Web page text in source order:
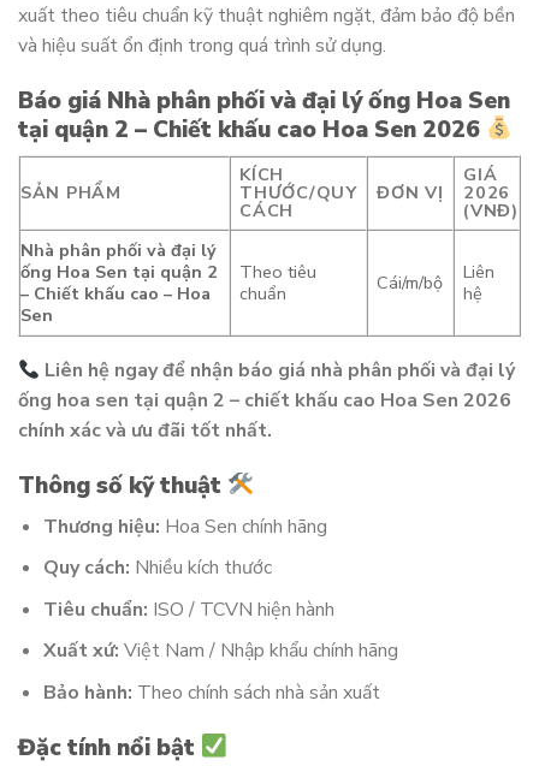
xuất theo tiêu chuẩn kỹ thuật nghiêm ngặt, đảm bảo độ bền
và hiệu suất ổn định trong quá trình sử dụng.
Báo giá Nhà phân phối và đại lý ống Hoa Sen
tại quận 2 – Chiết khấu cao Hoa Sen 2026
SẢN PHẨM
KÍCH
THƯỚC/QUY
CÁCH
ĐƠN VỊ
GIÁ
2026
(VNĐ)
Nhà phân phối và đại lý
ống Hoa Sen tại quận 2
– Chiết khấu cao – Hoa
Sen
Theo tiêu
chuẩn
Cái/m/bộ
Liên
hệ
Liên hệ ngay để nhận báo giá nhà phân phối và đại lý
ống hoa sen tại quận 2 – chiết khấu cao Hoa Sen 2026
chính xác và ưu đãi tốt nhất.
Thông số kỹ thuật
Thương hiệu: Hoa Sen chính hãng
Quy cách: Nhiều kích thước
Tiêu chuẩn: ISO / TCVN hiện hành
Xuất xứ: Việt Nam / Nhập khẩu chính hãng
Bảo hành: Theo chính sách nhà sản xuất
Đặc tính nổi bật